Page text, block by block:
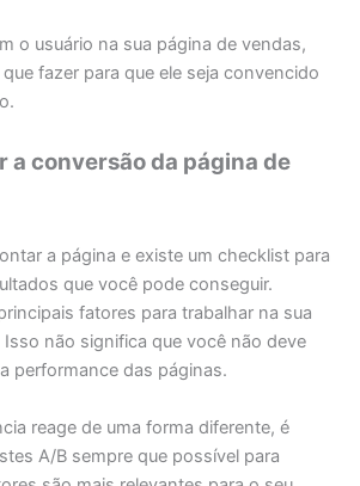
o usuário na sua página de vendas,
fazer para que ele seja convencido
a conversão da página de
a página e existe um checklist para
que você pode conseguir.
fatores para trabalhar na sua
não significa que você não deve
performance das páginas.
reage de uma forma diferente, é
A/B sempre que possível para